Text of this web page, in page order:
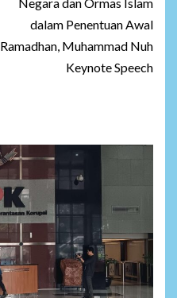
dalam Penentuan Awal
Ramadhan, Muhammad Nuh
Keynote Speech